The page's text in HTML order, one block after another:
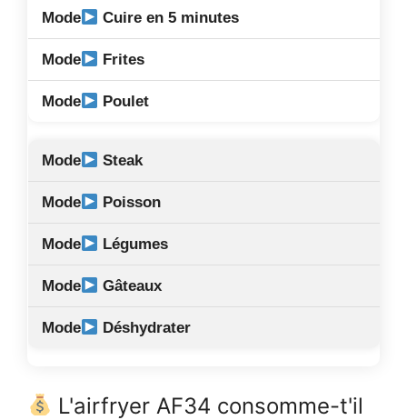
Cuire en 5 minutes
Frites
Poulet
Steak
Poisson
Légumes
Gâteaux
Déshydrater
L'airfryer AF34 consomme-t'il